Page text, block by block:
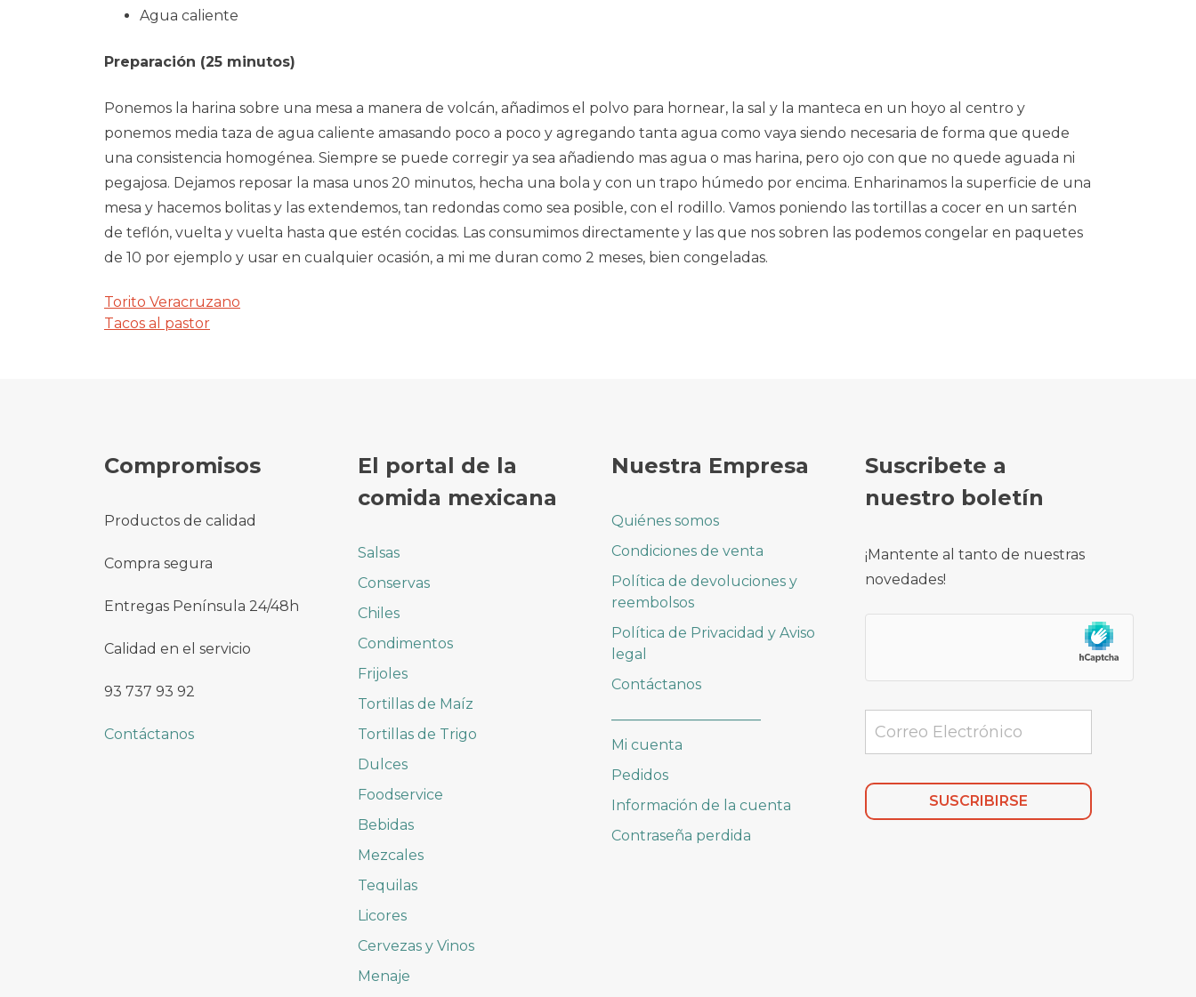
Agua caliente
Preparación (25 minutos)
Ponemos la harina sobre una mesa a manera de volcán, añadimos el polvo para hornear, la sal y la manteca en un hoyo al centro y
ponemos media taza de agua caliente amasando poco a poco y agregando tanta agua como vaya siendo necesaria de forma que quede
una consistencia homogénea. Siempre se puede corregir ya sea añadiendo mas agua o mas harina, pero ojo con que no quede aguada ni
pegajosa. Dejamos reposar la masa unos 20 minutos, hecha una bola y con un trapo húmedo por encima. Enharinamos la superficie de una
mesa y hacemos bolitas y las extendemos, tan redondas como sea posible, con el rodillo. Vamos poniendo las tortillas a cocer en un sartén
de teflón, vuelta y vuelta hasta que estén cocidas. Las consumimos directamente y las que nos sobren las podemos congelar en paquetes
de 10 por ejemplo y usar en cualquier ocasión, a mi me duran como 2 meses, bien congeladas.
Navegación
Torito Veracruzano
Tacos al pastor
Compromisos
Productos de calidad
Compra segura
Entregas Península 24/48h
Calidad en el servicio
93 737 93 92
Contáctanos
El portal de la
comida mexicana
Salsas
Conservas
Chiles
Condimentos
Frijoles
Tortillas de Maíz
Tortillas de Trigo
Dulces
Foodservice
Bebidas
Mezcales
Tequilas
Licores
Cervezas y Vinos
Menaje
Nuestra Empresa
Quiénes somos
Condiciones de venta
Política de devoluciones y
reembolsos
Política de Privacidad y Aviso
legal
Contáctanos
Mi cuenta
Pedidos
Información de la cuenta
Contraseña perdida
Suscribete a
nuestro boletín
¡Mantente al tanto de nuestras
novedades!